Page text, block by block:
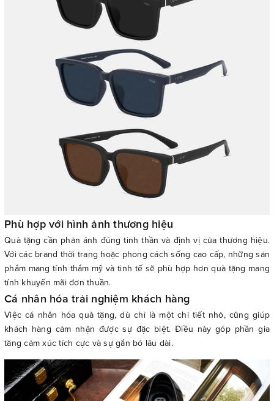
Phù hợp với hình ảnh thương hiệu
Quà tặng cần phản ánh đúng tinh thần và định vị của thương hiệu.
Với các brand thời trang hoặc phong cách sống cao cấp, những sản
phẩm mang tính thẩm mỹ và tinh tế sẽ phù hợp hơn quà tặng mang
tính khuyến mãi đơn thuần.
Cá nhân hóa trải nghiệm khách hàng
Việc cá nhân hóa quà tặng, dù chỉ là một chi tiết nhỏ, cũng giúp
khách hàng cảm nhận được sự đặc biệt. Điều này góp phần gia
tăng cảm xúc tích cực và sự gắn bó lâu dài.